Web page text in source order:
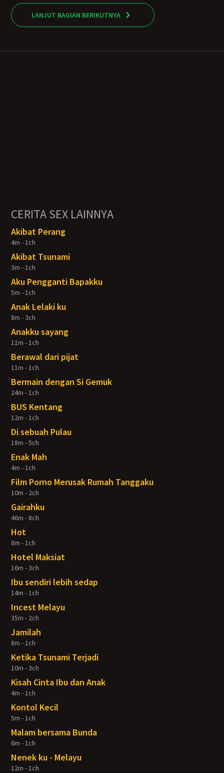
LANJUT BAGIAN BERIKUTNYA
CERITA SEX LAINNYA
Akibat Perang
4m - 1ch
Akibat Tsunami
3m - 1ch
Aku Pengganti Bapakku
5m - 1ch
Anak Lelaki ku
8m - 3ch
Anakku sayang
11m - 1ch
Berawal dari pijat
11m - 1ch
Bermain dengan Si Gemuk
24m - 1ch
BUS Kentang
12m - 1ch
Di sebuah Pulau
18m - 5ch
Enak Mah
4m - 1ch
Film Porno Merusak Rumah Tanggaku
10m - 2ch
Gairahku
46m - 8ch
Hot
8m - 1ch
Hotel Maksiat
16m - 3ch
Ibu sendiri lebih sedap
14m - 1ch
Incest Melayu
35m - 2ch
Jamilah
8m - 1ch
Ketika Tsunami Terjadi
10m - 3ch
Kisah Cinta Ibu dan Anak
4m - 1ch
Kontol Kecil
5m - 1ch
Malam bersama Bunda
6m - 1ch
Nenek ku - Melayu
12m - 1ch